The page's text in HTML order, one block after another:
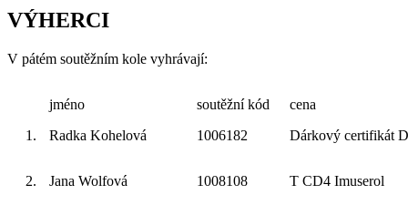
VÝHERCI
V pátém soutěžním kole vyhrávají:
jméno soutěžní kód
cena
1.
Radka Kohelová 1006182 Dárkový certifikát
2. Jana Wolfová 1008108 T CD4 Imuserol